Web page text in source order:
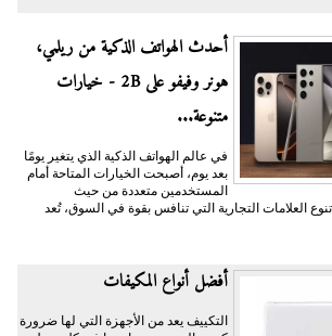
أحدث الهواتف الذكية من ريلمي،
هونر وفيفو على 2B - خيارات
متنوعة...
في عالم الهواتف الذكية الذي يتغير يومًا
بعد يوم، أصبحت الخيارات المتاحة أمام
المستخدمين متعددة من حيث
العلامات التجارية التي تنافس بقوة في السوق، تُعد
أفضل أنواع المكيفات
التكييف يعد من الأجهزة التي لها ضرورة